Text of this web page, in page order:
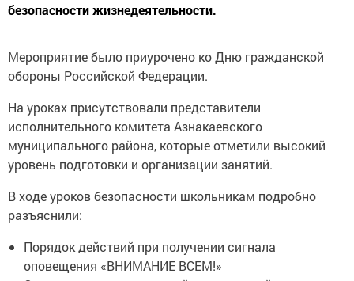
безопасности жизнедеятельности.
Мероприятие было приурочено ко Дню гражданской
обороны Российской Федерации.
На уроках присутствовали представители
исполнительного комитета Азнакаевского
муниципального района, которые отметили высокий
уровень подготовки и организации занятий.
В ходе уроков безопасности школьникам подробно
разъяснили:
Порядок действий при получении сигнала
оповещения «ВНИМАНИЕ ВСЕМ!»